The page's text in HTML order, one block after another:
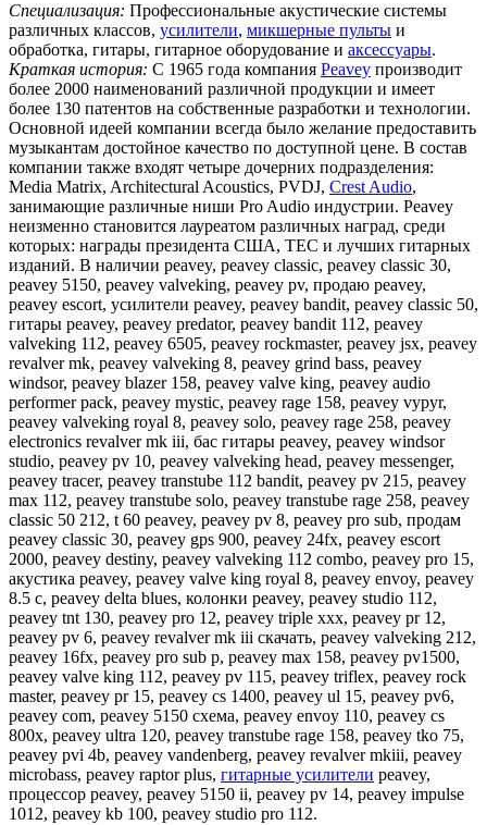
Специализация: Профессиональные акустические системы
различных классов, усилители, микшерные пульты и
обработка, гитары, гитарное оборудование и аксессуары.
Краткая история: С 1965 года компания Peavey производит
более 2000 наименований различной продукции и имеет
более 130 патентов на собственные разработки и технологии.
Основной идеей компании всегда было желание предоставить
музыкантам достойное качество по доступной цене. В состав
компании также входят четыре дочерних подразделения:
Media Matrix, Architectural Acoustics, PVDJ, Crest Audio,
занимающие различные ниши Pro Audio индустрии. Peavey
неизменно становится лауреатом различных наград, среди
которых: награды президента США, TEC и лучших гитарных
изданий. В наличии peavey, peavey classic, peavey classic 30,
peavey 5150, peavey valveking, peavey pv, продаю peavey,
peavey escort, усилители peavey, peavey bandit, peavey classic 50,
гитары peavey, peavey predator, peavey bandit 112, peavey
valveking 112, peavey 6505, peavey rockmaster, peavey jsx, peavey
revalver mk, peavey valveking 8, peavey grind bass, peavey
windsor, peavey blazer 158, peavey valve king, peavey audio
performer pack, peavey mystic, peavey rage 158, peavey vypyr,
peavey valveking royal 8, peavey solo, peavey rage 258, peavey
electronics revalver mk iii, бас гитары peavey, peavey windsor
studio, peavey pv 10, peavey valveking head, peavey messenger,
peavey tracer, peavey transtube 112 bandit, peavey pv 215, peavey
max 112, peavey transtube solo, peavey transtube rage 258, peavey
classic 50 212, t 60 peavey, peavey pv 8, peavey pro sub, продам
peavey classic 30, peavey gps 900, peavey 24fx, peavey escort
2000, peavey destiny, peavey valveking 112 combo, peavey pro 15,
акустика peavey, peavey valve king royal 8, peavey envoy, peavey
8.5 c, peavey delta blues, колонки peavey, peavey studio 112,
peavey tnt 130, peavey pro 12, peavey triple xxx, peavey pr 12,
peavey pv 6, peavey revalver mk iii скачать, peavey valveking 212,
peavey 16fx, peavey pro sub p, peavey max 158, peavey pv1500,
peavey valve king 112, peavey pv 115, peavey triflex, peavey rock
master, peavey pr 15, peavey cs 1400, peavey ul 15, peavey pv6,
peavey com, peavey 5150 схема, peavey envoy 110, peavey cs
800x, peavey ultra 120, peavey transtube rage 158, peavey tko 75,
peavey pvi 4b, peavey vandenberg, peavey revalver mkiii, peavey
microbass, peavey raptor plus, гитарные усилители peavey,
процессор peavey, peavey 5150 ii, peavey pv 14, peavey impulse
1012, peavey kb 100, peavey studio pro 112.